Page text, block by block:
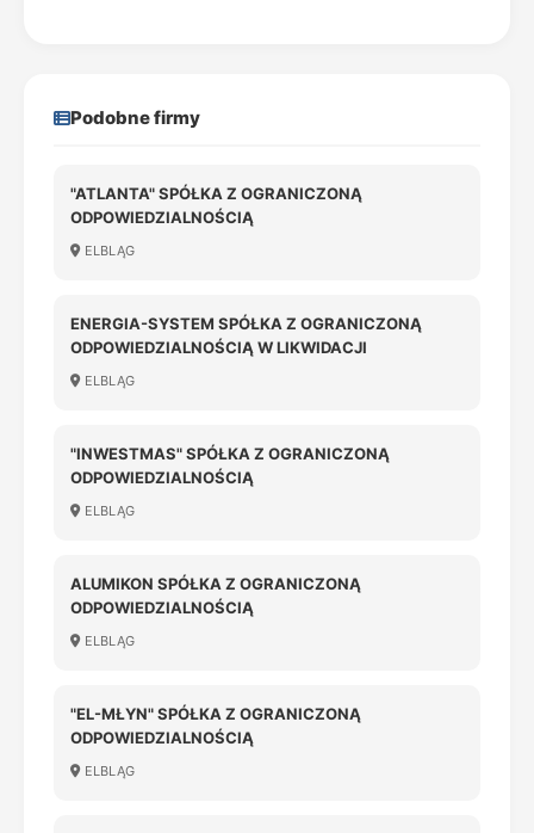
Podobne firmy
"ATLANTA" SPÓŁKA Z OGRANICZONĄ
ODPOWIEDZIALNOŚCIĄ
ELBLĄG
ENERGIA-SYSTEM SPÓŁKA Z OGRANICZONĄ
ODPOWIEDZIALNOŚCIĄ W LIKWIDACJI
ELBLĄG
"INWESTMAS" SPÓŁKA Z OGRANICZONĄ
ODPOWIEDZIALNOŚCIĄ
ELBLĄG
ALUMIKON SPÓŁKA Z OGRANICZONĄ
ODPOWIEDZIALNOŚCIĄ
ELBLĄG
"EL-MŁYN" SPÓŁKA Z OGRANICZONĄ
ODPOWIEDZIALNOŚCIĄ
ELBLĄG